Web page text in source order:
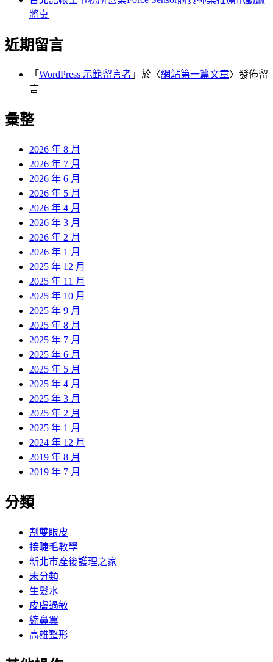
將桌
近期留言
「 WordPress 示範留言者 」於〈網站第一篇文章〉發佈留
言
彙整
2026 年 8 月
2026 年 7 月
2026 年 6 月
2026 年 5 月
2026 年 4 月
2026 年 3 月
2026 年 2 月
2026 年 1 月
2025 年 12 月
2025 年 11 月
2025 年 10 月
2025 年 9 月
2025 年 8 月
2025 年 7 月
2025 年 6 月
2025 年 5 月
2025 年 4 月
2025 年 3 月
2025 年 2 月
2025 年 1 月
2024 年 12 月
2019 年 8 月
2019 年 7 月
分類
割雙眼皮
接睫毛教學
新北市產後護理之家
未分類
生髮水
皮膚過敏
縮鼻翼
高雄整形